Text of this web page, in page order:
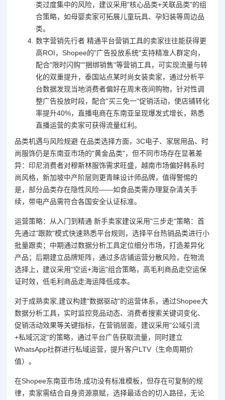
类过度集中的风险，建议采用"核心品类+关联品类"的组
合策略，如母婴卖家可拓展儿童玩具、孕妇装等周边品
类。
数字营销先行者 精通平台营销工具的卖家往往能获得更
高ROI，Shopee的"广告投放系统"支持精准人群定向，
配合"限时闪购""捆绑销售"等营销工具，可实现流量与转
化的双重提升，泰国站点某时尚女装卖家，通过分析平
台数据发现当地消费者偏好在周末夜间购物，针对性调
整广告投放时段，配合"买三免一"促销活动，使店铺转化
率提升40%，直播电商在东南亚呈现爆发式增长，熟悉
直播运营的卖家可获得流量红利。
品类机遇与风险规避 在品类选择方面，3C电子、家居用品、时
尚服饰仍是东南亚市场的"黄金品类"，但不同市场存在显著差
异：印尼消费者对穆斯林服饰需求旺盛，越南市场偏好韩系时
尚风格，新加坡中产阶层则更青睐设计师品牌，值得警惕的
是，部分品类存在隐性风险——如食品类需办理复杂清关手
续，带电产品需符合各国安全认证标准。
运营策略：从入门到精通 新手卖家建议采用"三步走"策略：首
先通过"跟款"模式快速熟悉平台规则，选择平台热销品类进行小
批量跟卖；中期通过数据分析工具定位细分市场，打造差异化
产品；后期建立品牌矩阵，通过多店铺运营分散风险，在物流
选择上，建议采用"空运+海运"组合策略，高毛利商品走空运保
证时效，低毛利商品走海运降低成本。
对于成熟卖家,建议构建"数据驱动"的运营体系，通过Shopee大
数据分析工具，实时监控竞品动态、消费者搜索关键词变化、
促销活动效果等关键指标，在营销层面，建议采用"公域引流
+私域沉淀"的策略，通过平台广告获取流量，同时建立
WhatsApp社群进行私域运营，提升客户LTV（生命周期价
值）。
在Shopee东南亚市场,成功没有标准模板，但存在可复制的规
律，卖家需结合自身资源禀赋，选择最适合的切入路径，无论